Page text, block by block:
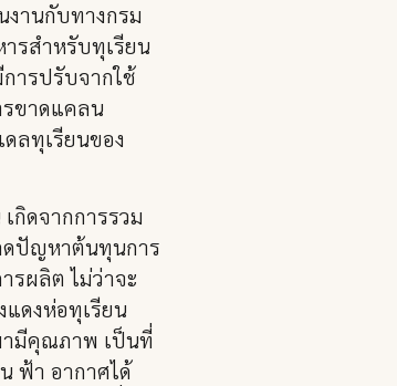
งานกับทางกรม
รสำหรับทุเรียน
ารปรับจากใช้
ขาดแคลน
ลทุเรียนของ
กิดจากการรวม
ดปัญหาต้นทุนการ
รผลิต ไม่ว่าจะ
ดงห่อทุเรียน
ามีคุณภาพ เป็นที่
ฟ้า อากาศได้